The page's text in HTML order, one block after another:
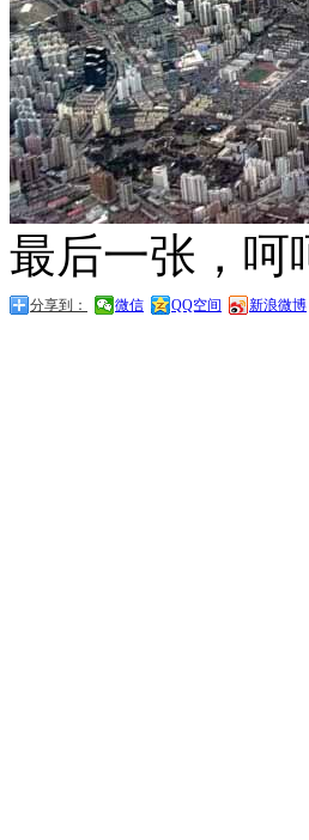
最后一张，呵
分享到： 微信 QQ空间 新浪微博